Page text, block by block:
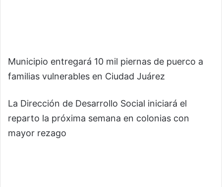
Municipio entregará 10 mil piernas de puerco a
familias vulnerables en Ciudad Juárez
La Dirección de Desarrollo Social iniciará el
reparto la próxima semana en colonias con
mayor rezago